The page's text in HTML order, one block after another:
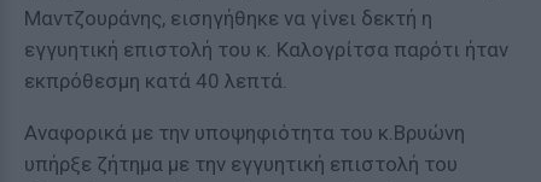
Μαντζουράνης, εισηγήθηκε να γίνει δεκτή η
εγγυητική επιστολή του κ. Καλογρίτσα παρότι ήταν
εκπρόθεσμη κατά 40 λεπτά.
Αναφορικά με την υποψηφιότητα του κ.Βρυώνη
υπήρξε ζήτημα με την εγγυητική επιστολή του